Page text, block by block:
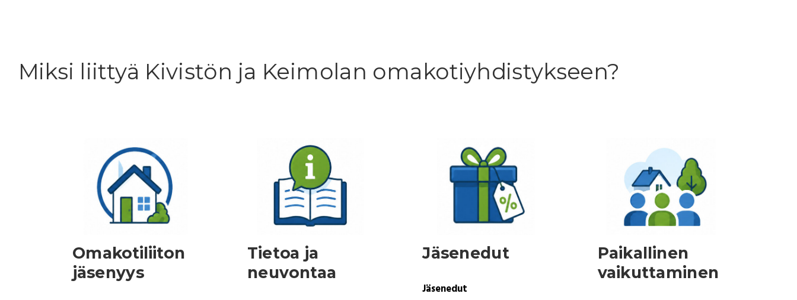
Miksi liittyä Kivistön ja Keimolan omakotiyhdistykseen?
Omakotiliiton
jäsenyys
Tietoa ja
neuvontaa
Jäsenedut
Jäsenedut
Paikallinen
vaikuttaminen